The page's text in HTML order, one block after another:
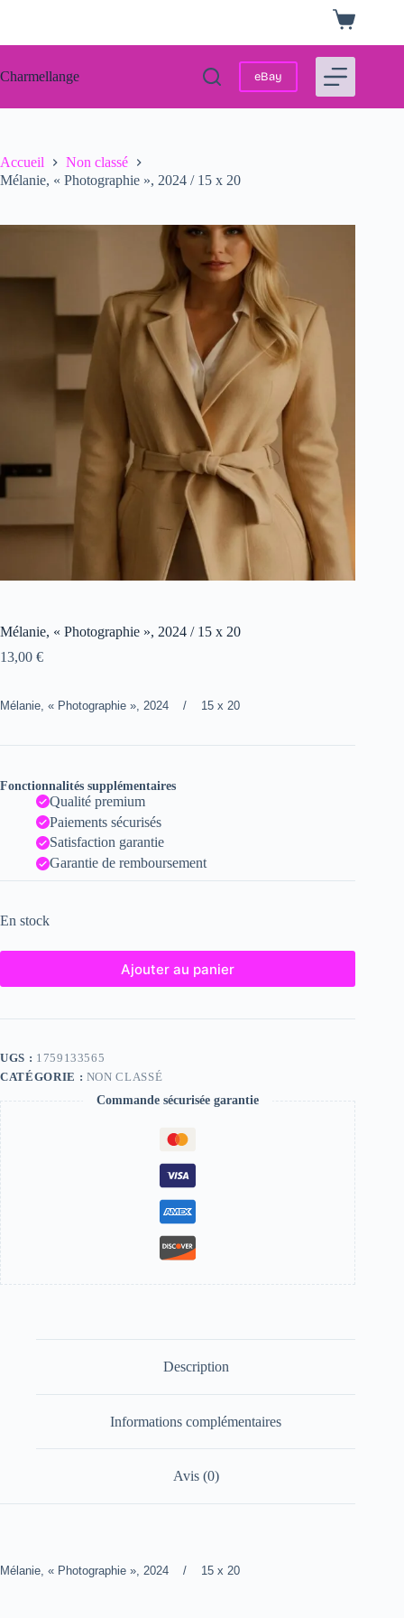
Panier
d’achat
Charmellange eBay
Accueil
Non classé
Mélanie, « Photographie », 2024 / 15 x 20
Mélanie, « Photographie », 2024 / 15 x 20
13,00 €
Mélanie, « Photographie », 2024 / 15 x 20
Fonctionnalités supplémentaires
Qualité premium
Paiements sécurisés
Satisfaction garantie
Garantie de remboursement
En stock
Ajouter au panier
UGS : 1759133565
CATÉGORIE : NON CLASSÉ
Commande sécurisée garantie
Description
Informations complémentaires
Avis (0)
Mélanie, « Photographie », 2024 / 15 x 20